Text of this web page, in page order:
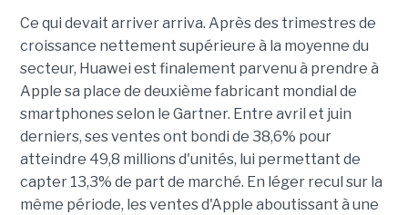
Ce qui devait arriver arriva. Après des trimestres de
croissance nettement supérieure à la moyenne du
secteur, Huawei est finalement parvenu à prendre à
Apple sa place de deuxième fabricant mondial de
smartphones selon le Gartner. Entre avril et juin
derniers, ses ventes ont bondi de 38,6% pour
atteindre 49,8 millions d'unités, lui permettant de
capter 13,3% de part de marché. En léger recul sur la
même période, les ventes d'Apple aboutissant à une